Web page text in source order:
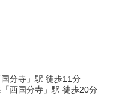
国分寺」駅 徒歩11分
「西国分寺」駅 徒歩20分